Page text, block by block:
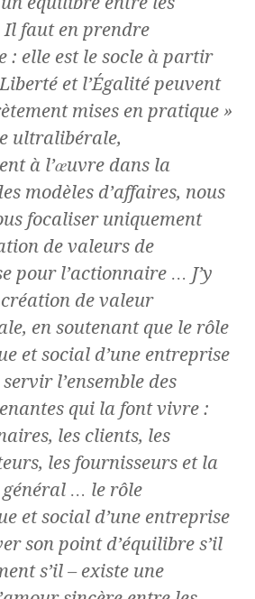
faut en prendre
: elle est le socle à partir
et l’Égalité peuvent
mises en pratique »
ultralibérale,
à l’œuvre dans la
modèles d’affaires, nous
focaliser uniquement
de valeurs de
pour l’actionnaire … J’y
de valeur
en soutenant que le rôle
et social d’une entreprise
l’ensemble des
qui la font vivre :
les clients, les
les fournisseurs et la
général … le rôle
et social d’une entreprise
son point d’équilibre s’il
s’il – existe une